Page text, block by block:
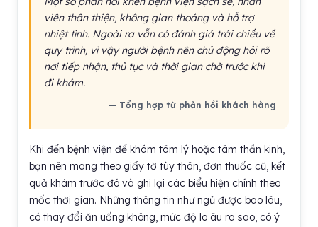
viên thân thiện, không gian thoáng và hỗ trợ
nhiệt tình. Ngoài ra vẫn có đánh giá trái chiều về
quy trình, vì vậy người bệnh nên chủ động hỏi rõ
nơi tiếp nhận, thủ tục và thời gian chờ trước khi
đi khám.
— Tổng hợp từ phản hồi khách hàng
Khi đến bệnh viện để khám tâm lý hoặc tâm thần kinh,
bạn nên mang theo giấy tờ tùy thân, đơn thuốc cũ, kết
quả khám trước đó và ghi lại các biểu hiện chính theo
mốc thời gian. Những thông tin như ngủ được bao lâu,
có thay đổi ăn uống không, mức độ lo âu ra sao, có ý